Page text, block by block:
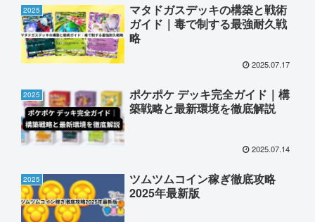
2025
マタドガスデッキの構築と戦術
ガイド｜毒で制する最強耐久戦
略
2025.07.17
2025
ポケポケ デッキ完全ガイド｜構
築戦略と最新環境を徹底解説
2025.07.14
2025
ツムツムコイン稼ぎ徹底攻略
2025年最新版